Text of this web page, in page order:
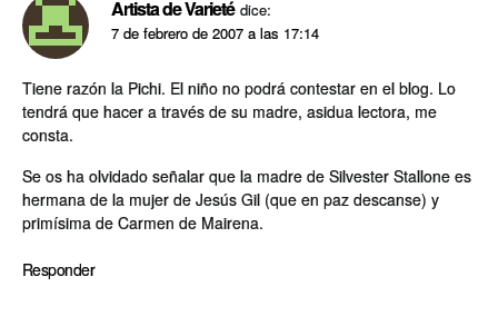
Artista de Varieté dice:
7 de febrero de 2007 a las 17:14
Tiene razón la Pichi. El niño no podrá contestar en el blog. Lo
tendrá que hacer a través de su madre, asidua lectora, me
consta.
Se os ha olvidado señalar que la madre de Silvester Stallone es
hermana de la mujer de Jesús Gil (que en paz descanse) y
primí­sima de Carmen de Mairena.
Responder